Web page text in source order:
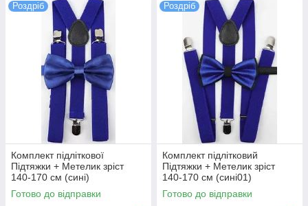
Роздріб
Комплект підліткової
Підтяжки + Метелик зріст
140-170 см (сині)
Готово до відправки
Роздріб
Комплект підлітковий
Підтяжки + Метелик зріст
140-170 см (сині01)
Готово до відправки